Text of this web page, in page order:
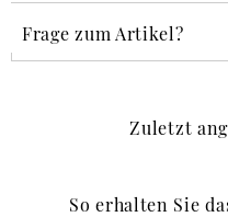
Frage zum Artikel?
Zuletzt
So erhalten Sie